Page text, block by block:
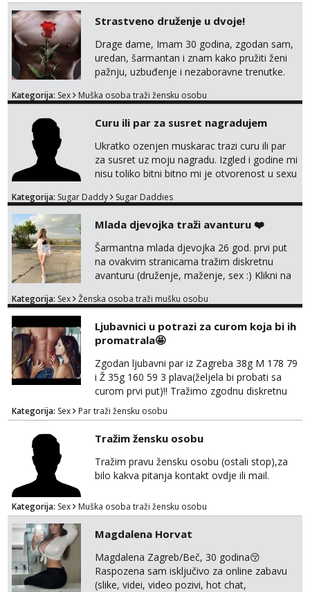
Strastveno druženje u dvoje!
Drage dame, Imam 30 godina, zgodan sam,
uredan, šarmantan i znam kako pružiti ženi
pažnju, uzbuđenje i nezaboravne trenutke.
snažnoj privlačnosti, strasti i noći ispunjenoj
Ako ti nedostaje dodir, poljupci, kemija i
muškarac koji će se potpuno posvetiti tvom
zadovoljstvu, možda smo upravo ono što
oboje t...
Kategorija: Sex Muška osoba traži žensku osobu
Curu ili par za susret nagradujem
Ukratko ozenjen muskarac trazi curu ili par
za susret uz moju nagradu. Izgled i godine mi
nisu toliko bitni bitno mi je otvorenost u sexu
jave na mail . Molim ako je moguce prvi mail
necete pozalit
Kategorija: Sugar Daddy Sugar Daddies
Mlada djevojka traži avanturu ❤️
Šarmantna mlada djevojka 26 god. prvi put
na ovakvim stranicama tražim diskretnu
avanturu (druženje, maženje, sex :) Klikni na
Kategorija: Sex Ženska osoba traži mušku osobu
Ljubavnici u potrazi za curom koja bi ih
promatrala🤩
Zgodan ljubavni par iz Zagreba 38g M 178 79
i Ž 35g 160 59 3 plava(željela bi probati sa
curom prvi put)!! Tražimo zgodnu diskretnu
curu koja bi nas promatrala dok imamo
žestok odnos. Može se pridruziti ali i ne
mora.Bitno da uzivamo diskretno anonimno
bez upoznavanja puno.Sliku mozemo
razmjeniti,ali najbolje uzivo se upoznati. Na
goo smo do 15.8 poslije tog mozemo se
Kategorija: Sex Par traži žensku osobu
Tražim žensku osobu
Tražim pravu žensku osobu (ostali stop),za
bilo kakva pitanja kontakt ovdje ili mail.
Kategorija: Sex Muška osoba traži žensku osobu
Magdalena Horvat
Magdalena Zagreb/Beč, 30 godina😚
Raspozena sam isključivo za online zabavu
(slike, videi, video pozivi, hot chat,